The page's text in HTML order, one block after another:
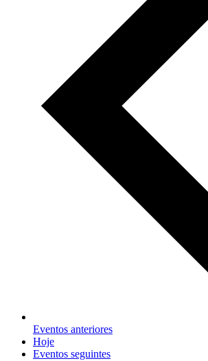
Eventos anteriores
Hoje
Eventos seguintes